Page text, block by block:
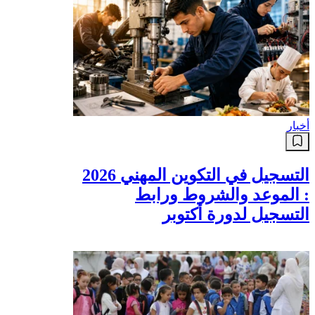
أخبار
التسجيل في التكوين المهني 2026
: الموعد والشروط ورابط
التسجيل لدورة أكتوبر